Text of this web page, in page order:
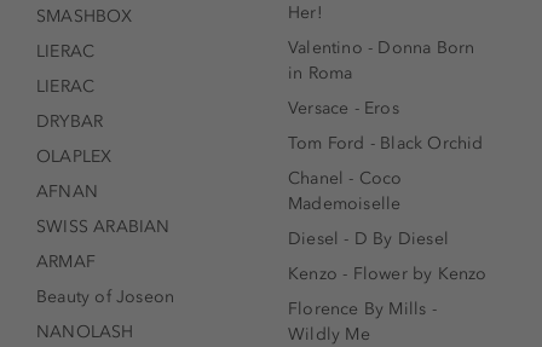
SMASHBOX
LIERAC
LIERAC
DRYBAR
OLAPLEX
AFNAN
SWISS ARABIAN
ARMAF
Beauty of Joseon
NANOLASH
Her!
Valentino - Donna Born
in Roma
Versace - Eros
Tom Ford - Black Orchid
Chanel - Coco
Mademoiselle
Diesel - D By Diesel
Kenzo - Flower by Kenzo
Florence By Mills -
Wildly Me